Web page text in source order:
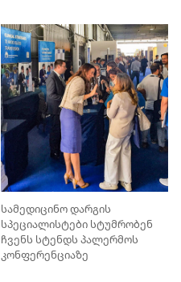
სამედიცინო დარგის
სპეციალისტები სტუმრობენ
ჩვენს სტენდს პალერმოს
კონფერენციაზე